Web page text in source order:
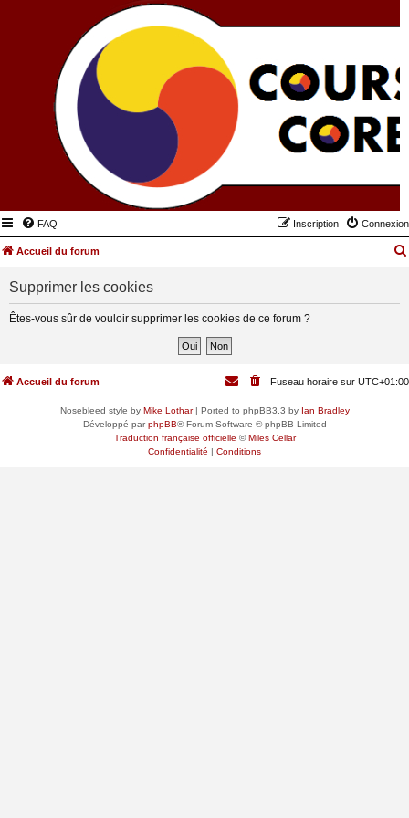
FAQ Connexion
Inscription
Accueil du forum
Supprimer les cookies
Êtes-vous sûr de vouloir supprimer les cookies de ce forum ?
Accueil du forum Fuseau horaire sur UTC+01:00
Nosebleed style by Mike Lothar| Ported to phpBB3.3 by Ian Bradley
Développé parphpBB® Forum Software © phpBB Limited
Traduction française officielle ©Miles Cellar
Confidentialité | Conditions